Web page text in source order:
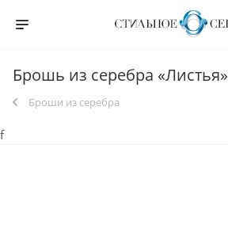
Брошь из серебра «Листья»
Броши из серебра
f